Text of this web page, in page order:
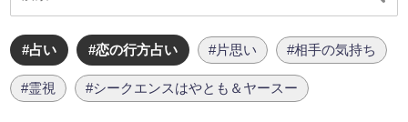
#占い #恋の行方占い #片思い #相手の気持ち
#霊視 #シークエンスはやとも＆ヤースー